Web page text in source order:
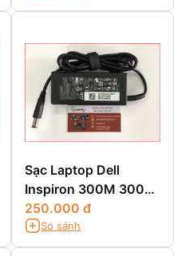
Sạc Laptop Dell
Inspiron 300M 3000
3200 3500 3700
3800
250.000 đ
So sánh